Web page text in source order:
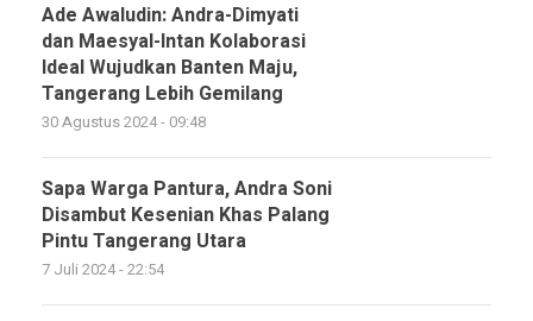
Ade Awaludin: Andra-Dimyati
dan Maesyal-Intan Kolaborasi
Ideal Wujudkan Banten Maju,
Tangerang Lebih Gemilang
30 Agustus 2024 - 09:48
Sapa Warga Pantura, Andra Soni
Disambut Kesenian Khas Palang
Pintu Tangerang Utara
7 Juli 2024 - 22:54